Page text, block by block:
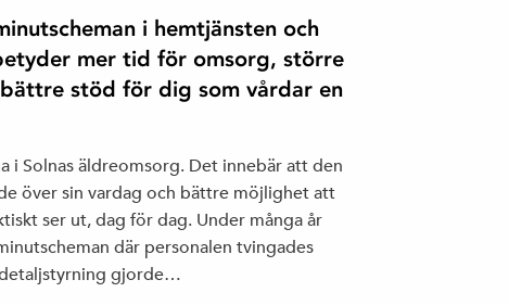
i hemtjänsten och
mer tid för omsorg, större
stöd för dig som vårdar en
i Solnas äldreomsorg. Det innebär att den
över sin vardag och bättre möjlighet att
ser ut, dag för dag. Under många år
där personalen tvingades
detaljstyrning gjorde…